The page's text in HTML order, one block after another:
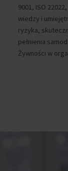
9001, ISO
wiedzy i
ryzyka,
pełnienia
Żywności w